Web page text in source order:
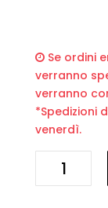
Se ordini
verranno
verranno
*Spedizioni
venerdì.
Fondo
Riempitivo